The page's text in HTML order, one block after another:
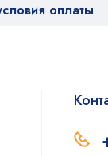
оплаты